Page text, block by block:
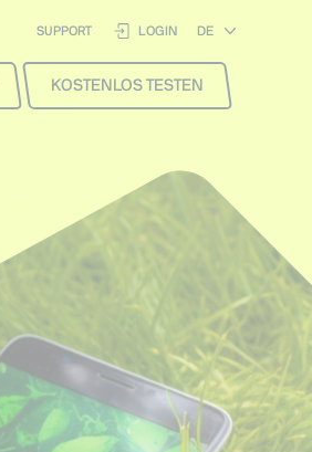
SUPPORT LOGIN
KOSTENLOS TESTEN